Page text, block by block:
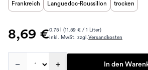
Frankreich Languedoc-Roussillon trocken
8,69 €0.75 l (11.59 € / 1 Liter)
inkl. MwSt. zzgl.Versandkosten
– + In den